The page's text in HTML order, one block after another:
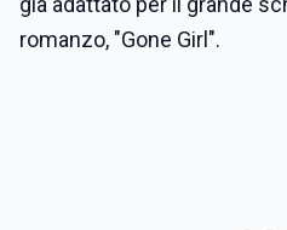
romanzo, "Gone Girl".